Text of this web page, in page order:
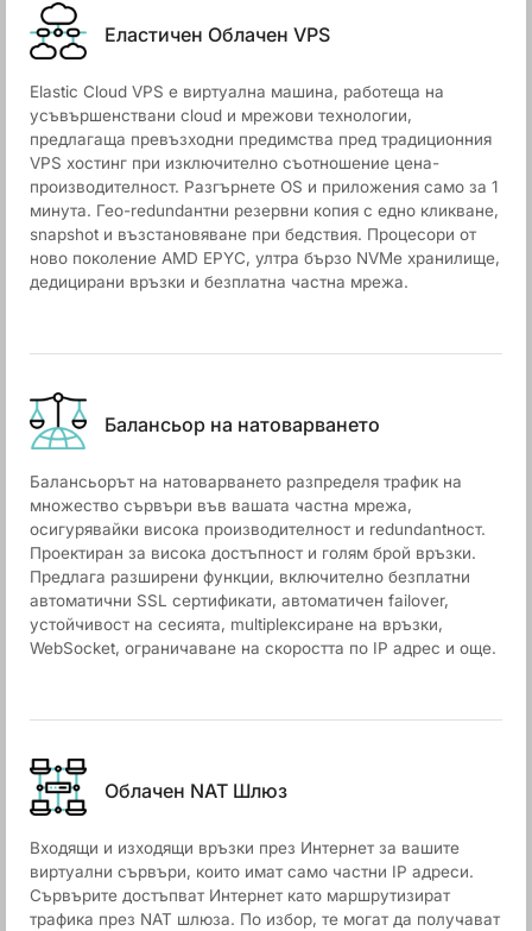
Еластичен Облачен VPS
Elastic Cloud VPS е виртуална машина, работеща на
усъвършенствани cloud и мрежови технологии,
предлагаща превъзходни предимства пред традиционния
VPS хостинг при изключително съотношение цена-
производителност. Разгърнете OS и приложения само за 1
минута. Гео-redundантни резервни копия с едно кликване,
snapshot и възстановяване при бедствия. Процесори от
ново поколение AMD EPYC, ултра бързо NVMe хранилище,
дедицирани връзки и безплатна частна мрежа.
Балансьор на натоварването
Балансьорът на натоварването разпределя трафик на
множество сървъри във вашата частна мрежа,
осигурявайки висока производителност и redundantност.
Проектиран за висока достъпност и голям брой връзки.
Предлага разширени функции, включително безплатни
автоматични SSL сертификати, автоматичен failover,
устойчивост на сесията, multiplексиране на връзки,
WebSocket, ограничаване на скоростта по IP адрес и още.
Облачен NАТ Шлюз
Входящи и изходящи връзки през Интернет за вашите
виртуални сървъри, които имат само частни IP адреси.
Сървърите достъпват Интернет като маршрутизират
трафика през NAT шлюза. По избор, те могат да получават